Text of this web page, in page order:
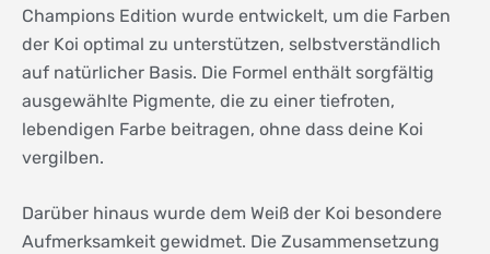
Champions Edition wurde entwickelt, um die Farben
der Koi optimal zu unterstützen, selbstverständlich
auf natürlicher Basis. Die Formel enthält sorgfältig
ausgewählte Pigmente, die zu einer tiefroten,
lebendigen Farbe beitragen, ohne dass deine Koi
vergilben.
Darüber hinaus wurde dem Weiß der Koi besondere
Aufmerksamkeit gewidmet. Die Zusammensetzung